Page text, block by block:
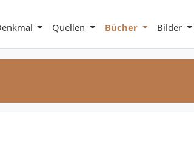
Quellen Bücher Bilder